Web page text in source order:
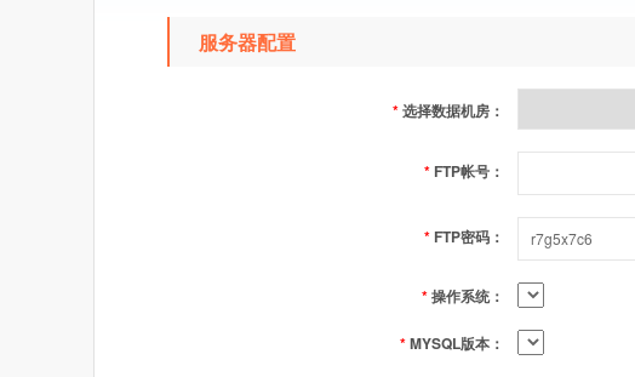
服务器配置
*选择数据机房：
* FTP帐号：
* FTP密码：
*操作系统：
*MYSQL版本：